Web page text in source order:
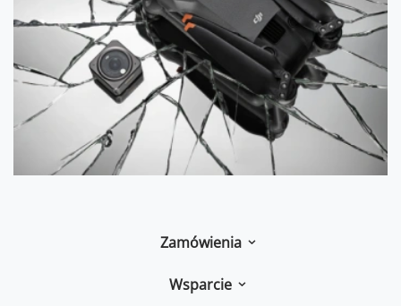
Zamówienia
Wsparcie